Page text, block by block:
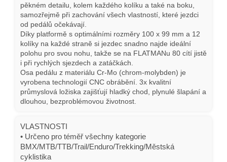
pěkném detailu, kolem každého kolíku a také na boku,
samozřejmě při zachování všech vlastností, které jezdci
od pedálů očekávají.
Díky platformě s optimálními rozměry 100 x 99 mm a 12
kolíky na každé straně si jezdec snadno najde ideální
polohu pro svou nohu, takže se na FLATMANu 80 cítí jistě
i při rychlých sjezdech a zatáčkách.
Osa pedálu z materiálu Cr-Mo (chrom-molybden) je
vyrobena technologií CNC obrábění. 3x kvalitní
průmyslová ložiska zajišťují hladký chod, plynulé šlapání a
dlouhou, bezproblémovou životnost.
VLASTNOSTI
• Určeno pro téměř všechny kategorie
BMX/MTB/TTB/Trail/Enduro/Trekking/Městská
cyklistika